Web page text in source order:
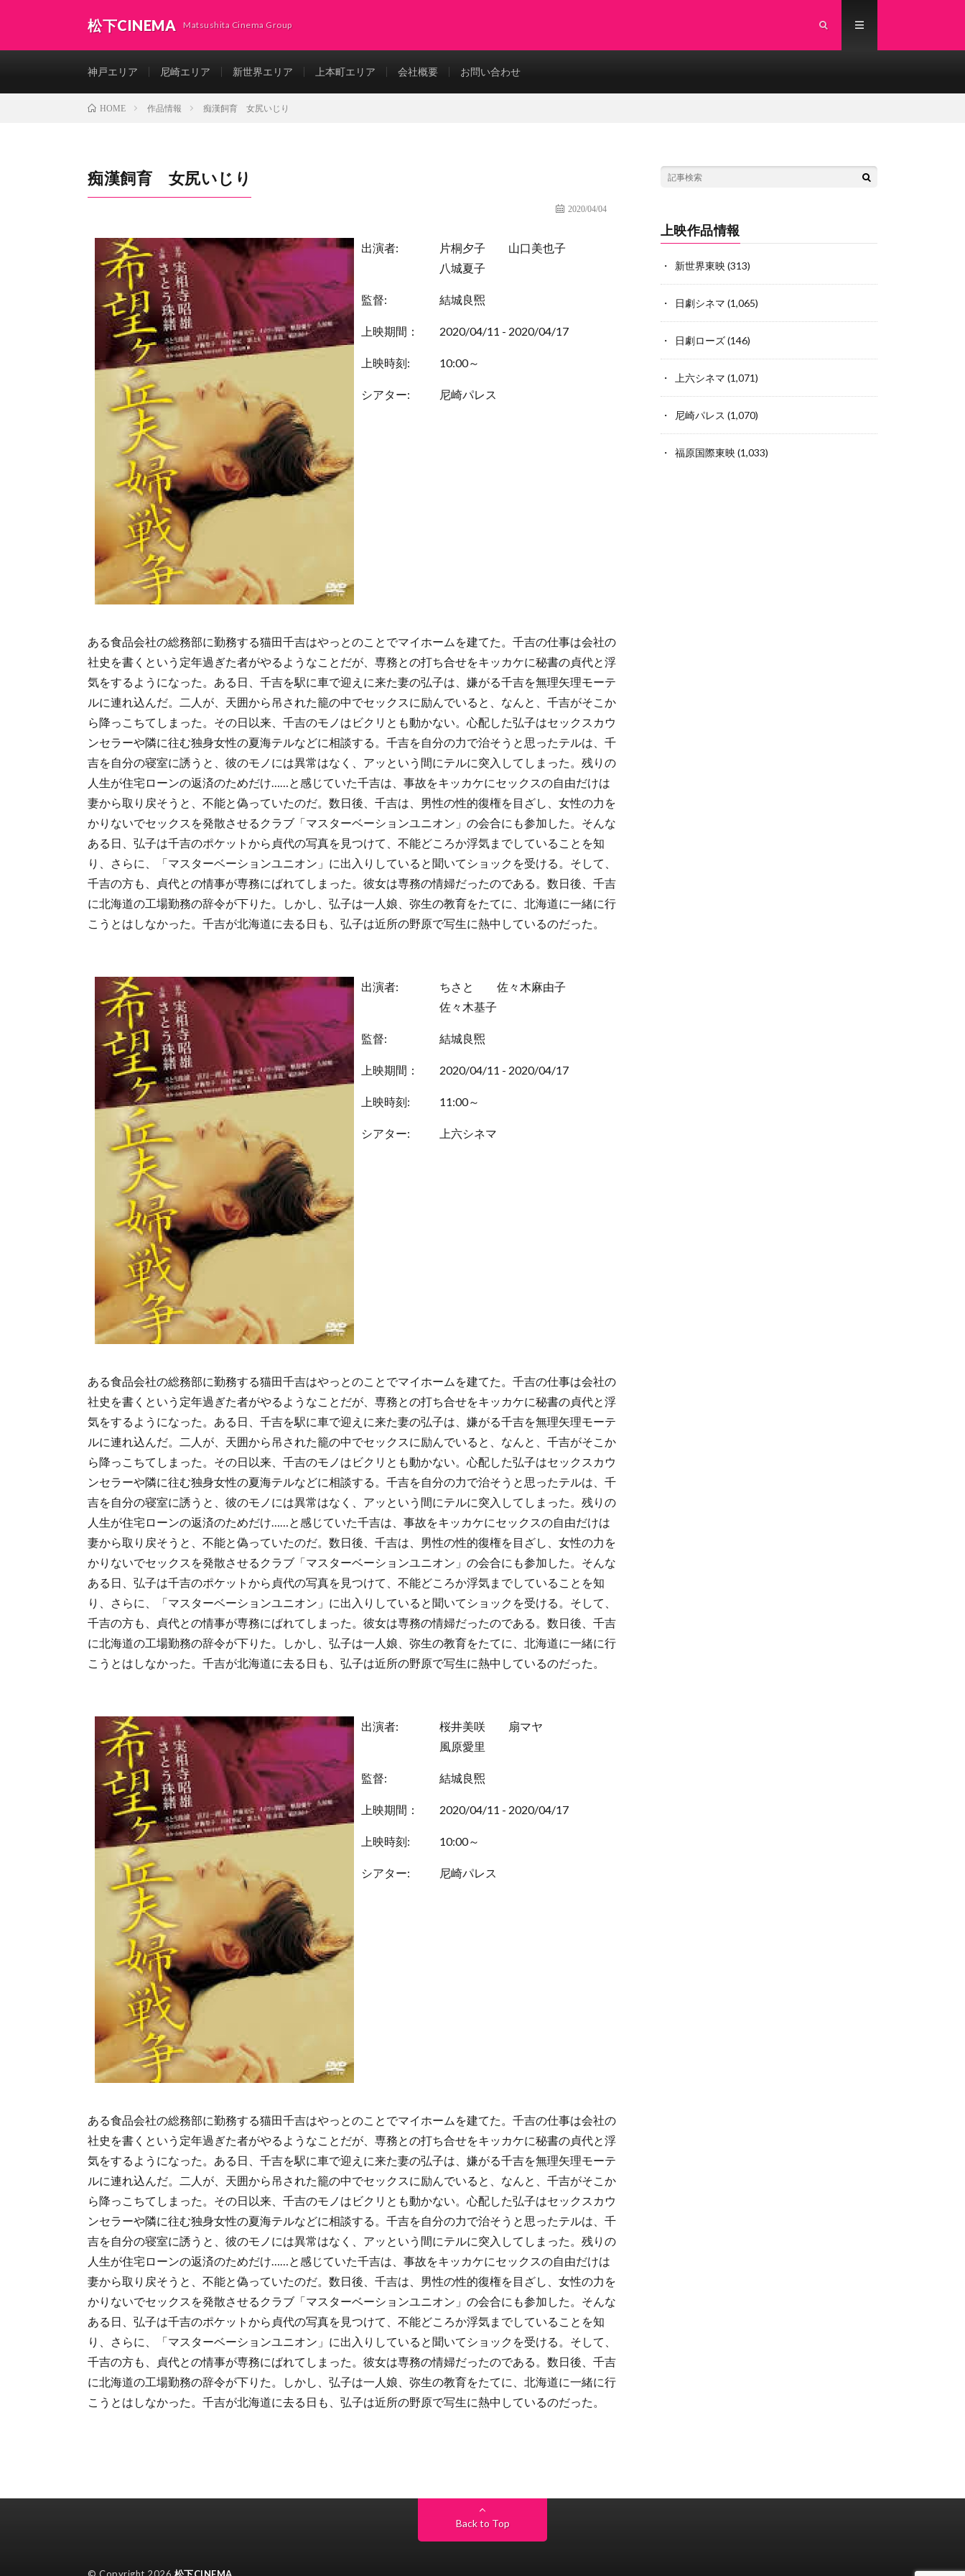
松下CINEMA Matsushita Cinema Group
神戸エリア 尼崎エリア 新世界エリア 上本町エリア 会社概要 お問い合わせ
HOME 作品情報 痴漢飼育 女尻いじり
痴漢飼育 女尻いじり
2020/04/04
出演者: 片桐夕子
山口美也子
八城夏子
監督: 結城良煕
上映期間： 2020/04/11 - 2020/04/17
上映時刻: 10:00～
シアター: 尼崎パレス
ある食品会社の総務部に勤務する猫田千吉はやっとのことでマイホームを建てた。千吉の仕事は会社の
社史を書くという定年過ぎた者がやるようなことだが、専務との打ち合せをキッカケに秘書の貞代と浮
気をするようになった。ある日、千吉を駅に車で迎えに来た妻の弘子は、嫌がる千吉を無理矢理モーテ
ルに連れ込んだ。二人が、天囲から吊された籠の中でセックスに励んでいると、なんと、千吉がそこか
ら降っこちてしまった。その日以来、千吉のモノはビクリとも動かない。心配した弘子はセックスカウ
ンセラーや隣に往む独身女性の夏海テルなどに相談する。千吉を自分の力で治そうと思ったテルは、千
吉を自分の寝室に誘うと、彼のモノには異常はなく、アッという間にテルに突入してしまった。残りの
人生が住宅ローンの返済のためだけ……と感じていた千吉は、事故をキッカケにセックスの自由だけは
妻から取り戻そうと、不能と偽っていたのだ。数日後、千吉は、男性の性的復権を目ざし、女性の力を
かりないでセックスを発散させるクラブ「マスターベーションユニオン」の会合にも参加した。そんな
ある日、弘子は千吉のポケットから貞代の写真を見つけて、不能どころか浮気までしていることを知
り、さらに、「マスターベーションユニオン」に出入りしていると聞いてショックを受ける。そして、
千吉の方も、貞代との情事が専務にばれてしまった。彼女は専務の情婦だったのである。数日後、千吉
に北海道の工場勤務の辞令が下りた。しかし、弘子は一人娘、弥生の教育をたてに、北海道に一緒に行
こうとはしなかった。千吉が北海道に去る日も、弘子は近所の野原で写生に熱中しているのだった。
出演者: ちさと
佐々木麻由子
佐々木基子
監督: 結城良煕
上映期間： 2020/04/11 - 2020/04/17
上映時刻: 11:00～
シアター: 上六シネマ
ある食品会社の総務部に勤務する猫田千吉はやっとのことでマイホームを建てた。千吉の仕事は会社の
社史を書くという定年過ぎた者がやるようなことだが、専務との打ち合せをキッカケに秘書の貞代と浮
気をするようになった。ある日、千吉を駅に車で迎えに来た妻の弘子は、嫌がる千吉を無理矢理モーテ
ルに連れ込んだ。二人が、天囲から吊された籠の中でセックスに励んでいると、なんと、千吉がそこか
ら降っこちてしまった。その日以来、千吉のモノはビクリとも動かない。心配した弘子はセックスカウ
ンセラーや隣に往む独身女性の夏海テルなどに相談する。千吉を自分の力で治そうと思ったテルは、千
吉を自分の寝室に誘うと、彼のモノには異常はなく、アッという間にテルに突入してしまった。残りの
人生が住宅ローンの返済のためだけ……と感じていた千吉は、事故をキッカケにセックスの自由だけは
妻から取り戻そうと、不能と偽っていたのだ。数日後、千吉は、男性の性的復権を目ざし、女性の力を
かりないでセックスを発散させるクラブ「マスターベーションユニオン」の会合にも参加した。そんな
ある日、弘子は千吉のポケットから貞代の写真を見つけて、不能どころか浮気までしていることを知
り、さらに、「マスターベーションユニオン」に出入りしていると聞いてショックを受ける。そして、
千吉の方も、貞代との情事が専務にばれてしまった。彼女は専務の情婦だったのである。数日後、千吉
に北海道の工場勤務の辞令が下りた。しかし、弘子は一人娘、弥生の教育をたてに、北海道に一緒に行
こうとはしなかった。千吉が北海道に去る日も、弘子は近所の野原で写生に熱中しているのだった。
出演者: 桜井美咲
扇マヤ
風原愛里
監督: 結城良煕
上映期間： 2020/04/11 - 2020/04/17
上映時刻: 10:00～
シアター: 尼崎パレス
ある食品会社の総務部に勤務する猫田千吉はやっとのことでマイホームを建てた。千吉の仕事は会社の
社史を書くという定年過ぎた者がやるようなことだが、専務との打ち合せをキッカケに秘書の貞代と浮
気をするようになった。ある日、千吉を駅に車で迎えに来た妻の弘子は、嫌がる千吉を無理矢理モーテ
ルに連れ込んだ。二人が、天囲から吊された籠の中でセックスに励んでいると、なんと、千吉がそこか
ら降っこちてしまった。その日以来、千吉のモノはビクリとも動かない。心配した弘子はセックスカウ
ンセラーや隣に往む独身女性の夏海テルなどに相談する。千吉を自分の力で治そうと思ったテルは、千
吉を自分の寝室に誘うと、彼のモノには異常はなく、アッという間にテルに突入してしまった。残りの
人生が住宅ローンの返済のためだけ……と感じていた千吉は、事故をキッカケにセックスの自由だけは
妻から取り戻そうと、不能と偽っていたのだ。数日後、千吉は、男性の性的復権を目ざし、女性の力を
かりないでセックスを発散させるクラブ「マスターベーションユニオン」の会合にも参加した。そんな
ある日、弘子は千吉のポケットから貞代の写真を見つけて、不能どころか浮気までしていることを知
り、さらに、「マスターベーションユニオン」に出入りしていると聞いてショックを受ける。そして、
千吉の方も、貞代との情事が専務にばれてしまった。彼女は専務の情婦だったのである。数日後、千吉
に北海道の工場勤務の辞令が下りた。しかし、弘子は一人娘、弥生の教育をたてに、北海道に一緒に行
こうとはしなかった。千吉が北海道に去る日も、弘子は近所の野原で写生に熱中しているのだった。
上映作品情報
新世界東映(313)
日劇シネマ (1,065)
日劇ローズ(146)
上六シネマ (1,071)
尼崎パレス (1,070)
福原国際東映(1,033)
Back to Top